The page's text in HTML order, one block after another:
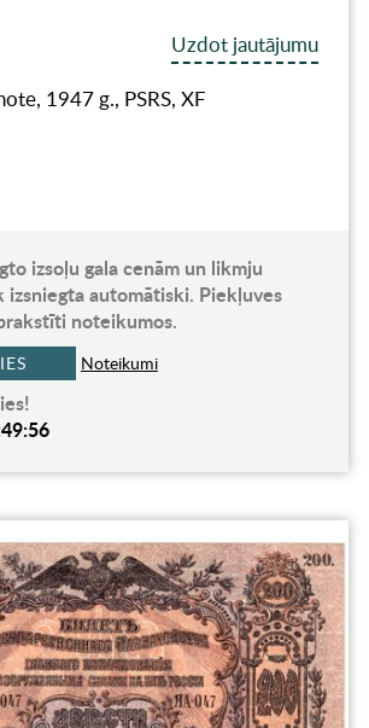
Uzdot jautājumu
1947 g., PSRS, XF
izsoļu gala cenām un likmju
izsniegta automātiski. Piekļuves
noteikumos.
Noteikumi